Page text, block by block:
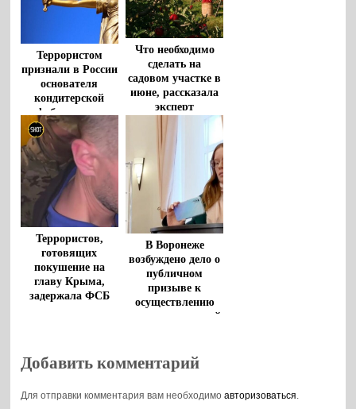
Террористом
признали в России
основателя
кондитерской
фабрики под
Воронежем с
состоянием 1,4
млрд долларов
Что необходимо
сделать на
садовом участке в
июне, рассказала
эксперт
Террористов,
готовящих
покушение на
главу Крыма,
задержала ФСБ
В Воронеже
возбуждено дело о
публичном
призыве к
осуществлению
террористической
Добавить комментарий
Для отправки комментария вам необходимоавторизоваться.